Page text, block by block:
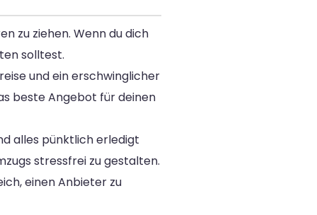
zu ziehen. Wenn du dich
solltest.
und ein erschwinglicher
beste Angebot für deinen
alles pünktlich erledigt
stressfrei zu gestalten.
einen Anbieter zu